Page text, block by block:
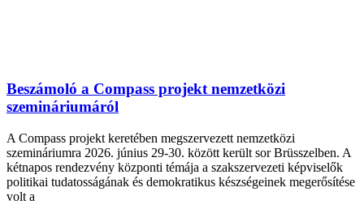
Beszámoló a Compass projekt nemzetközi
szemináriumáról
A Compass projekt keretében megszervezett nemzetközi
szemináriumra 2026. június 29-30. között került sor Brüsszelben. A
kétnapos rendezvény központi témája a szakszervezeti képviselők
politikai tudatosságának és demokratikus készségeinek megerősítése
volt a